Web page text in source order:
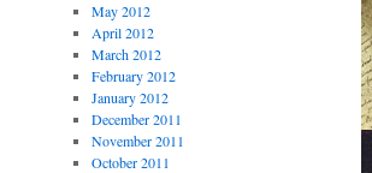
May 2012
April 2012
March 2012
February 2012
January 2012
December 2011
November 2011
October 2011